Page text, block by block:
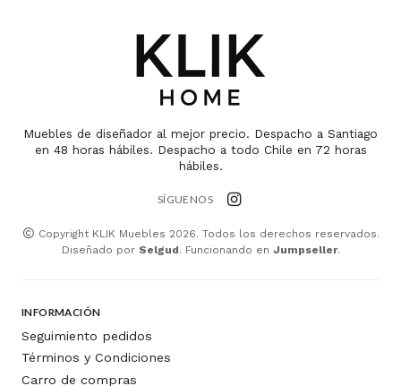
Muebles de diseñador al mejor precio. Despacho a Santiago
en 48 horas hábiles. Despacho a todo Chile en 72 horas
hábiles.
SÍGUENOS
Copyright KLIK Muebles 2026. Todos los derechos reservados.
Diseñado por Selgud. Funcionando en Jumpseller.
INFORMACIÓN
Seguimiento pedidos
Términos y Condiciones
Carro de compras